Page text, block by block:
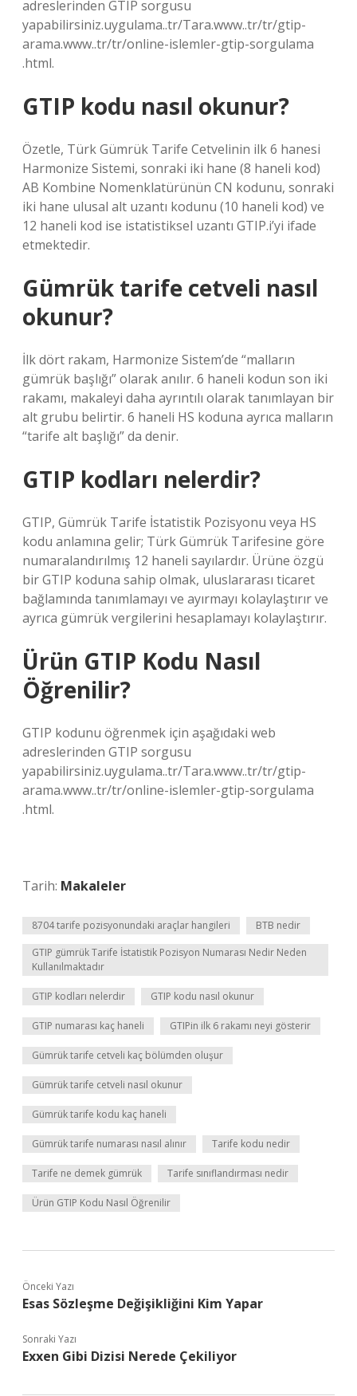
adreslerinden GTIP sorgusu
yapabilirsiniz.uygulama..tr/Tara.www..tr/tr/gtip-
arama.www..tr/tr/online-islemler-gtip-sorgulama
.html.
GTIP kodu nasıl okunur?
Özetle, Türk Gümrük Tarife Cetvelinin ilk 6 hanesi
Harmonize Sistemi, sonraki iki hane (8 haneli kod)
AB Kombine Nomenklatürünün CN kodunu, sonraki
iki hane ulusal alt uzantı kodunu (10 haneli kod) ve
12 haneli kod ise istatistiksel uzantı GTIP.i’yi ifade
etmektedir.
Gümrük tarife cetveli nasıl
okunur?
İlk dört rakam, Harmonize Sistem’de “malların
gümrük başlığı” olarak anılır. 6 haneli kodun son iki
rakamı, makaleyi daha ayrıntılı olarak tanımlayan bir
alt grubu belirtir. 6 haneli HS koduna ayrıca malların
“tarife alt başlığı” da denir.
GTIP kodları nelerdir?
GTIP, Gümrük Tarife İstatistik Pozisyonu veya HS
kodu anlamına gelir; Türk Gümrük Tarifesine göre
numaralandırılmış 12 haneli sayılardır. Ürüne özgü
bir GTIP koduna sahip olmak, uluslararası ticaret
bağlamında tanımlamayı ve ayırmayı kolaylaştırır ve
ayrıca gümrük vergilerini hesaplamayı kolaylaştırır.
Ürün GTIP Kodu Nasıl
Öğrenilir?
GTIP kodunu öğrenmek için aşağıdaki web
adreslerinden GTIP sorgusu
yapabilirsiniz.uygulama..tr/Tara.www..tr/tr/gtip-
arama.www..tr/tr/online-islemler-gtip-sorgulama
.html.
Tarih: Makaleler
8704 tarife pozisyonundaki araçlar hangileri
BTB nedir
GTIP gümrük Tarife İstatistik Pozisyon Numarası Nedir Neden
Kullanılmaktadır
GTIP kodları nelerdir GTIP kodu nasıl okunur
GTIP numarası kaç haneli GTIPin ilk 6 rakamı neyi gösterir
Gümrük tarife cetveli kaç bölümden oluşur
Gümrük tarife cetveli nasıl okunur
Gümrük tarife kodu kaç haneli
Gümrük tarife numarası nasıl alınır Tarife kodu nedir
Tarife ne demek gümrük Tarife sınıflandırması nedir
Ürün GTIP Kodu Nasıl Öğrenilir
Önceki Yazı
Esas Sözleşme Değişikliğini Kim Yapar
Sonraki Yazı
Exxen Gibi Dizisi Nerede Çekiliyor